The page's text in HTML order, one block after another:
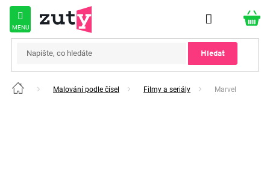
Přejít
obsah
Hledat
Domů Malování podle čísel Filmy a seriály Marvel